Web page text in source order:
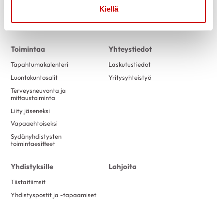
Kiellä
Sydändigineuvonta
Toimintaa
Tapahtumakalenteri
Luontokuntosalit
Terveysneuvonta ja
mittaustoiminta
Liity jäseneksi
Vapaaehtoiseksi
Sydänyhdistysten
toimintaesitteet
Yhteystiedot
Laskutustiedot
Yritysyhteistyö
Yhdistyksille
Tiistaitiimsit
Yhdistyspostit ja -tapaamiset
Lahjoita